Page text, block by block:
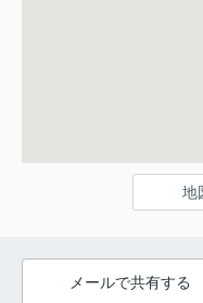
地
メールで共有する